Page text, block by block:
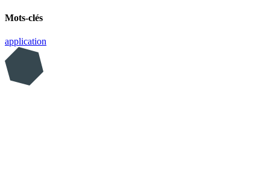
Mots-clés
application